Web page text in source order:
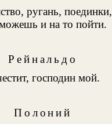
ругань, поединки,
и на то пойти.
Рейнальдо
господин мой.
Полоний